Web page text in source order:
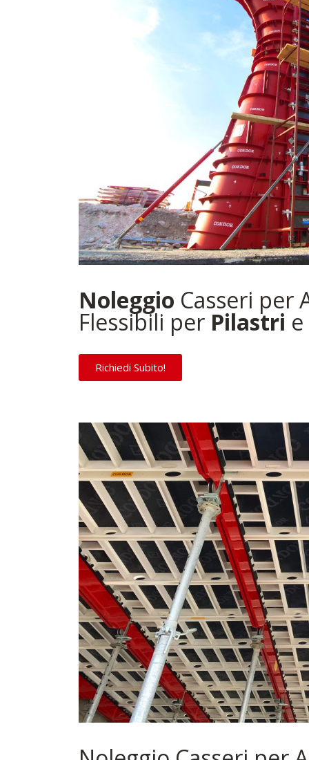
Noleggio Casseri per
Flessibili per Pilastri e
Richiedi Subito!